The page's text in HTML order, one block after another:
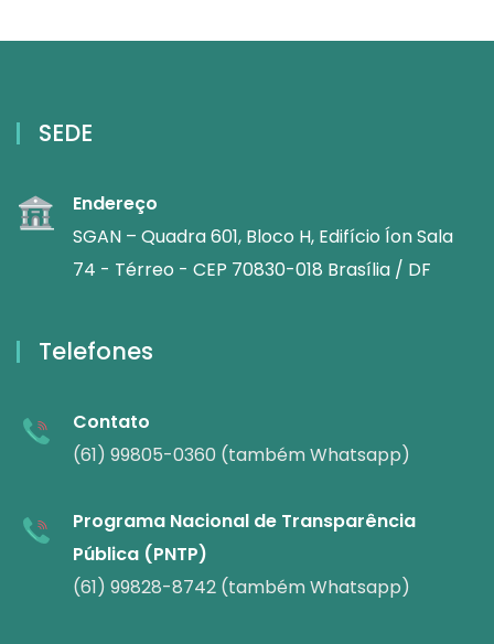
SEDE
Endereço
SGAN – Quadra 601, Bloco H, Edifício Íon Sala
74 - Térreo - CEP 70830-018 Brasília / DF
Telefones
Contato
(61) 99805-0360 (também Whatsapp)
Programa Nacional de Transparência
Pública (PNTP)
(61) 99828-8742 (também Whatsapp)